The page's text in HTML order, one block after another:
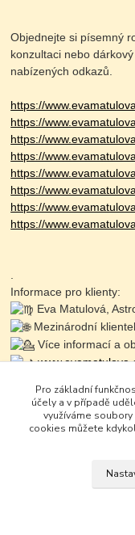
Objednejte si písemný
konzultaci nebo
nabízených odkazů.
https://
https://
https://
https://
https://
https://
https://
https://
.
Informace pro klienty:
Eva Matulová,
Mezinárodní
Více informací a
Objednaní: 725
Zapište se do
Pro základní
účely a v případě
využíváme
cookies můžete